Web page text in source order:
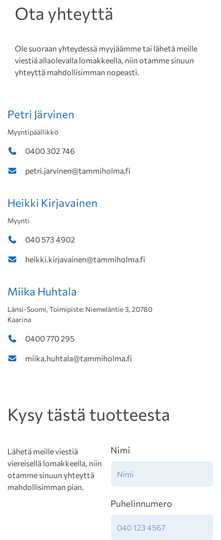
Ota yhteyttä
Ole suoraan yhteydessä myyjäämme tai lähetä meille
viestiä allaolevalla lomakkeella, niin otamme sinuun
yhteyttä mahdollisimman nopeasti.
Petri Järvinen
Myyntipäällikkö
0400 302 746
petri.jarvinen@tammiholma.fi
Heikki Kirjavainen
Myynti
040 573 4902
heikki.kirjavainen@tammiholma.fi
Miika Huhtala
Länsi-Suomi, Toimipiste: Niemeläntie 3, 20780
Kaarina
0400 770 295
miika.huhtala@tammiholma.fi
Kysy tästä tuotteesta
Lähetä meille viestiä
viereisellä lomakkeella, niin
otamme sinuun yhteyttä
mahdollisimman pian.
Nimi
Puhelinnumero